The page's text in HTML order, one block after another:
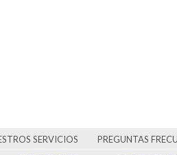
SERVICIOS PREGUNTAS